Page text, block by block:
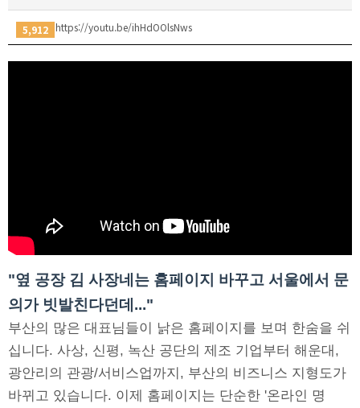
5,912 https://youtu.be/ihHdOOlsNws
"옆 공장 김 사장네는 홈페이지 바꾸고 서울에서 문
의가 빗발친다던데..."
부산의 많은 대표님들이 낡은 홈페이지를 보며 한숨을 쉬
십니다. 사상, 신평, 녹산 공단의 제조 기업부터 해운대,
광안리의 관광/서비스업까지, 부산의 비즈니스 지형도가
바뀌고 있습니다. 이제 홈페이지는 단순한 '온라인 명